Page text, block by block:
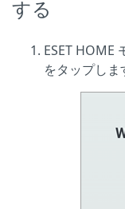
する
ESET HOME
をタップしま